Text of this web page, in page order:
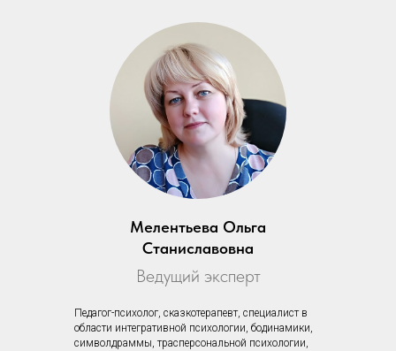
Мелентьева Ольга
Станиславовна
Ведущий эксперт
Педагог-психолог, сказкотерапевт, специалист в
области интегративной психологии, бодинамики,
символдраммы, трасперсональной психологии,